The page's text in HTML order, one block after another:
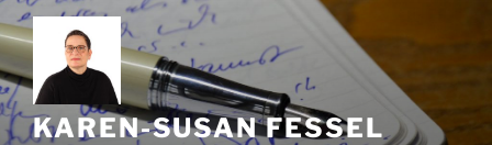
Zum
Inhalt
springen
KAREN-SUSAN FESSEL